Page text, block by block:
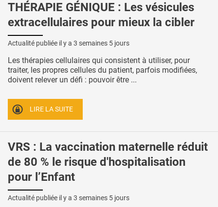
THÉRAPIE GÉNIQUE : Les vésicules
extracellulaires pour mieux la cibler
Actualité publiée il y a 3 semaines 5 jours
Les thérapies cellulaires qui consistent à utiliser, pour
traiter, les propres cellules du patient, parfois modifiées,
doivent relever un défi : pouvoir être ...
LIRE LA SUITE
VRS : La vaccination maternelle réduit
de 80 % le risque d'hospitalisation
pour l’Enfant
Actualité publiée il y a 3 semaines 5 jours